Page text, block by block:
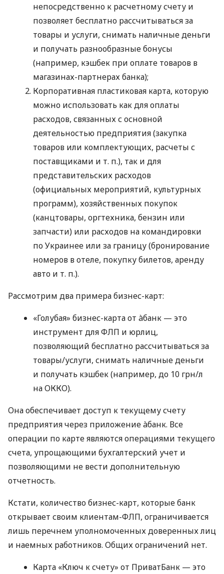
непосредственно к расчетному счету и
позволяет бесплатно рассчитываться за
товары и услуги, снимать наличные деньги
и получать разнообразные бонусы
(например, кэшбек при оплате товаров в
магазинах-партнерах банка);
Корпоративная пластиковая карта, которую
можно использовать как для оплаты
расходов, связанных с основной
деятельностью предприятия (закупка
товаров или комплектующих, расчеты с
поставщиками и т. п.), так и для
представительских расходов
(официальных мероприятий, культурных
программ), хозяйственных покупок
(канцтовары, оргтехника, бензин или
запчасти) или расходов на командировки
по Украинее или за границу (бронирование
номеров в отеле, покупку билетов, аренду
авто и т. п.).
Рассмотрим два примера бизнес-карт:
«Голубая» бизнес-карта от àбанк — это
инструмент для ФЛП и юрлиц,
позволяющий бесплатно рассчитываться за
товары/услуги, снимать наличные деньги
и получать кэшбек (например, до 10 грн/л
на ОККО).
Она обеспечивает доступ к текущему счету
предприятия через приложение àбанк. Все
операции по карте являются операциями текущего
счета, упрощающими бухгалтерский учет и
позволяющими не вести дополнительную
отчетность.
Кстати, количество бизнес-карт, которые банк
открывает своим клиентам-ФЛП, ограничивается
лишь перечнем уполномоченных доверенных лиц
и наемных работников. Общих ограничений нет.
Карта «Ключ к счету» от ПриватБанк — это